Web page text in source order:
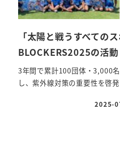
「太陽と戦うすべての
BLOCKERS2025の活
3年間で累計100団体・3,000
し、紫外線対策の重要性を啓
投稿日
2025-